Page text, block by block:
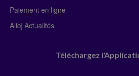
Paiement en ligne
Alloj Actualités
Téléchargez